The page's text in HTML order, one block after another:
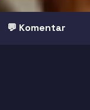
💬 Komentar